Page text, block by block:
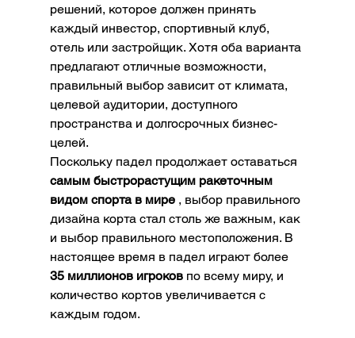
решений, которое должен принять
каждый инвестор, спортивный клуб,
отель или застройщик. Хотя оба варианта
предлагают отличные возможности,
правильный выбор зависит от климата,
целевой аудитории, доступного
пространства и долгосрочных бизнес-
целей.
Поскольку падел продолжает оставаться
самым быстрорастущим ракеточным
видом спорта в мире , выбор правильного
дизайна корта стал столь же важным, как
и выбор правильного местоположения. В
настоящее время в падел играют более
35 миллионов игроков по всему миру, и
количество кортов увеличивается с
каждым годом.